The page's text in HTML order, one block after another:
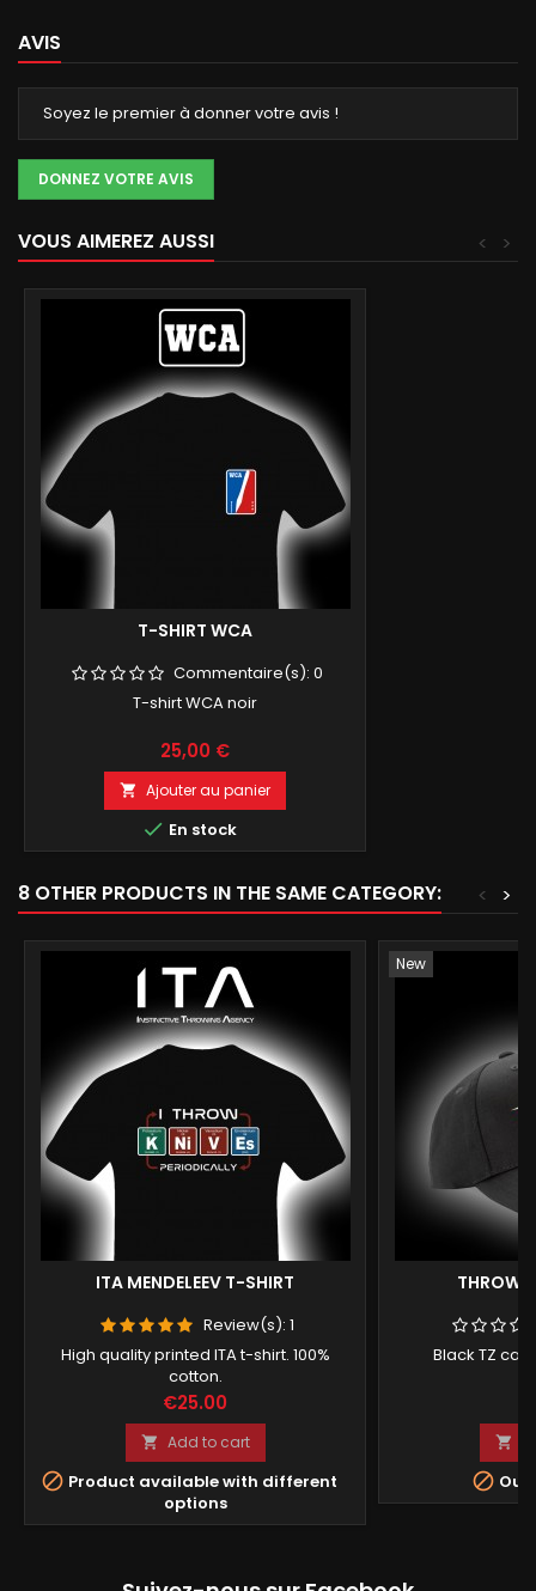
AVIS
Soyez le premier à donner votre avis !
DONNEZ VOTRE AVIS
VOUS AIMEREZ AUSSI >
<
T-SHIRT WCA
Commentaire(s): 0
T-shirt WCA noir
Prix
25,00 €
 Ajouter au panier
 En stock
8 OTHER PRODUCTS IN THE SAME CATEGORY: >
<
ITA MENDELEEV T-SHIRT
Review(s): 1
High quality printed ITA t-shirt. 100%
cotton.
Price
€25.00
 Add to cart
 Product available with different
options
New
Black TZ

